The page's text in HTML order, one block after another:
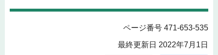
ページ番号 471-653-535
最終更新日 2022年7月1日